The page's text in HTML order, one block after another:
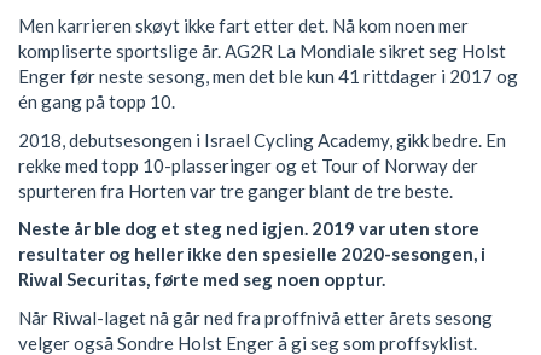
Men karrieren skøyt ikke fart etter det. Nå kom noen mer
kompliserte sportslige år. AG2R La Mondiale sikret seg Holst
Enger før neste sesong, men det ble kun 41 rittdager i 2017 og
én gang på topp 10.
2018, debutsesongen i Israel Cycling Academy, gikk bedre. En
rekke med topp 10-plasseringer og et Tour of Norway der
spurteren fra Horten var tre ganger blant de tre beste.
Neste år ble dog et steg ned igjen. 2019 var uten store
resultater og heller ikke den spesielle 2020-sesongen, i
Riwal Securitas, førte med seg noen opptur.
Når Riwal-laget nå går ned fra proffnivå etter årets sesong
velger også Sondre Holst Enger å gi seg som proffsyklist.